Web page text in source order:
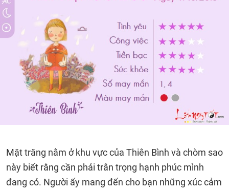
Mặt trăng nằm ở khu vực của Thiên Bình và chòm sao
này biết rằng cần phải trân trọng hạnh phúc mình
đang có. Người ấy mang đến cho bạn những xúc cảm